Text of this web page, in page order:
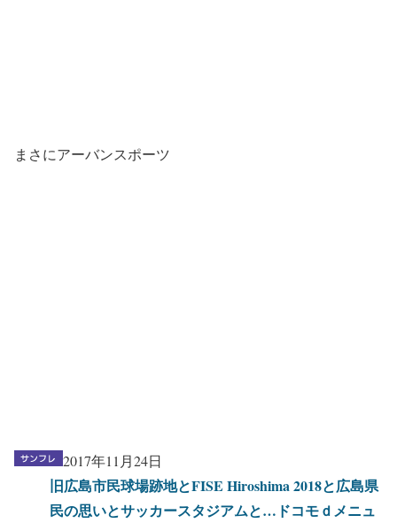
まさにアーバンスポーツ
2017年11月24日
旧広島市民球場跡地とFISE Hiroshima 2018と広島県
民の思いとサッカースタジアムと…ドコモｄメニュ